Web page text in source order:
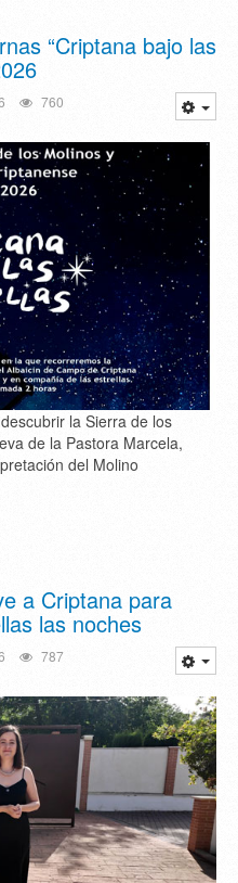
“Criptana bajo las
760
la Sierra de los
de la Pastora Marcela,
del Molino
a Criptana para
las noches
787